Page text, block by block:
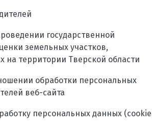
государственной
земельных участков,
на территории Тверской области
обработки персональных
веб-сайта
персональных данных